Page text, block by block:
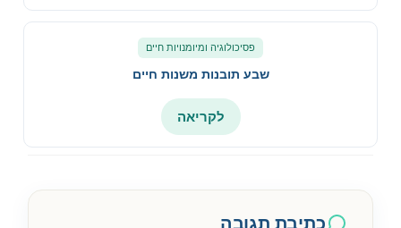
פסיכולוגיה ומיומנויות חיים
שבע תובנות משנות חיים
לקריאה